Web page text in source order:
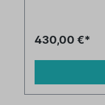
430,00 €*